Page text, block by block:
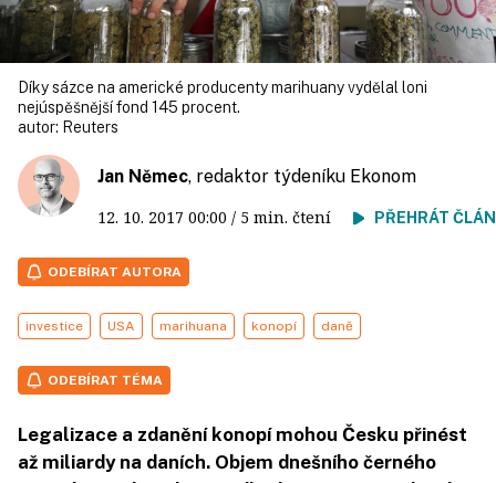
Díky sázce na americké producenty marihuany vydělal loni
nejúspěšnější fond 145 procent.
autor: Reuters
Jan Němec, redaktor týdeníku Ekonom
12. 10. 2017 00:00 / 5 min. čtení PŘEHRÁT
ODEBÍRAT AUTORA
investice USA marihuana konopí daně
ODEBÍRAT TÉMA
Legalizace a zdanění konopí mohou Česku přinést
až miliardy na daních. Objem dnešního černého